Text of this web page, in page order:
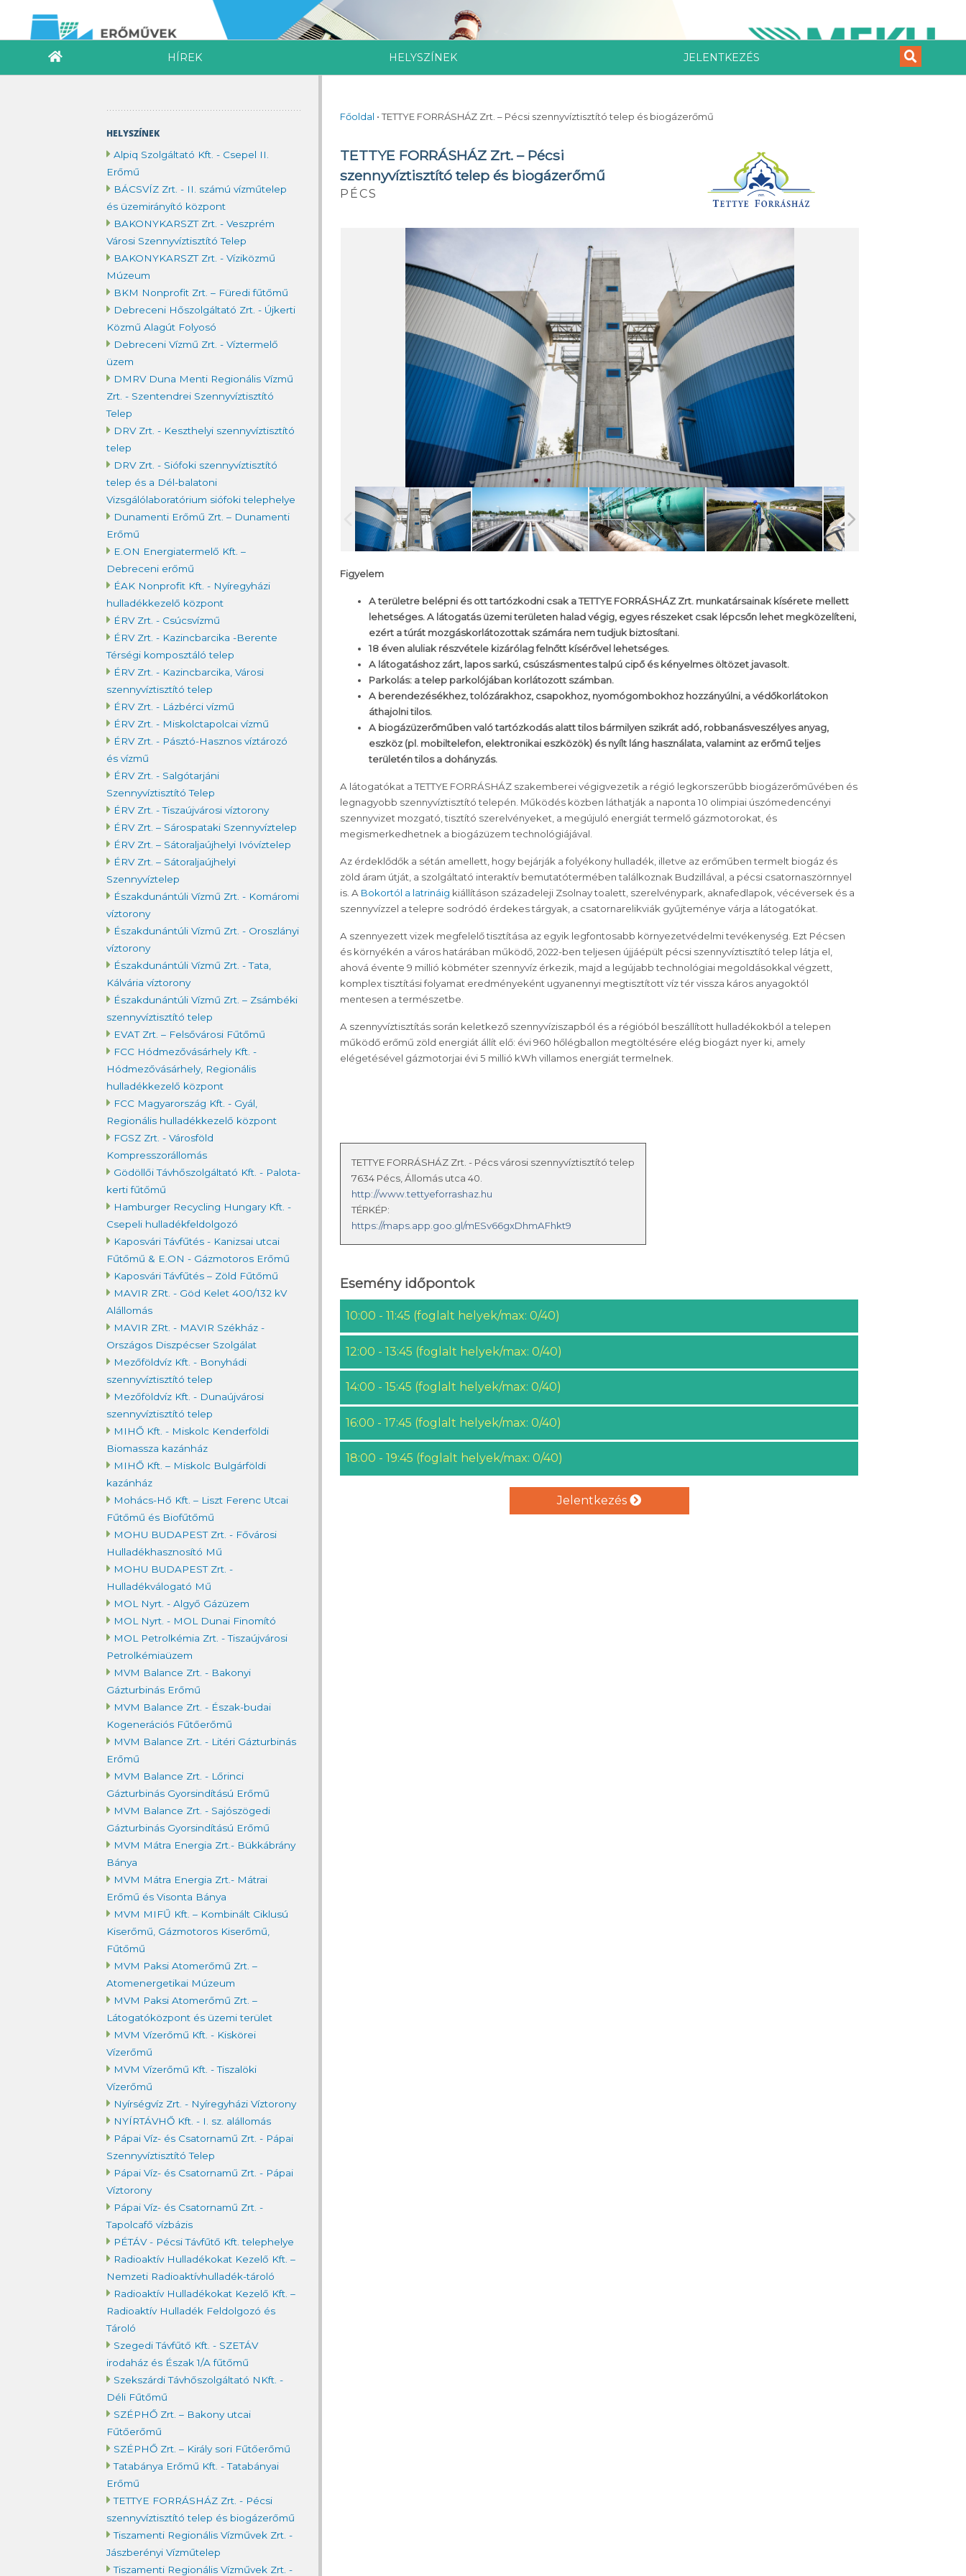
HÍREK HELYSZÍNEK JELENTKEZÉS
HELYSZÍNEK
Alpiq Szolgáltató Kft. - Csepel II.
Erőmű
BÁCSVÍZ Zrt. - II. számú vízműtelep
és üzemirányító központ
BAKONYKARSZT Zrt. - Veszprém
Városi Szennyvíztisztító Telep
BAKONYKARSZT Zrt. - Víziközmű
Múzeum
BKM Nonprofit Zrt. – Füredi fűtőmű
Debreceni Hőszolgáltató Zrt. - Újkerti
Közmű Alagút Folyosó
Debreceni Vízmű Zrt. - Víztermelő
üzem
DMRV Duna Menti Regionális Vízmű
Zrt. - Szentendrei Szennyvíztisztító
Telep
DRV Zrt. - Keszthelyi szennyvíztisztító
telep
DRV Zrt. - Siófoki szennyvíztisztító
telep és a Dél-balatoni
Vizsgálólaboratórium siófoki telephelye
Dunamenti Erőmű Zrt. – Dunamenti
Erőmű
E.ON Energiatermelő Kft. –
Debreceni erőmű
ÉAK Nonprofit Kft. - Nyíregyházi
hulladékkezelő központ
ÉRV Zrt. - Csúcsvízmű
ÉRV Zrt. - Kazincbarcika -Berente
Térségi komposztáló telep
ÉRV Zrt. - Kazincbarcika, Városi
szennyvíztisztító telep
ÉRV Zrt. - Lázbérci vízmű
ÉRV Zrt. - Miskolctapolcai vízmű
ÉRV Zrt. - Pásztó-Hasznos víztározó
és vízmű
ÉRV Zrt. - Salgótarjáni
Szennyvíztisztító Telep
ÉRV Zrt. - Tiszaújvárosi víztorony
ÉRV Zrt. – Sárospataki Szennyvíztelep
ÉRV Zrt. – Sátoraljaújhelyi Ivóvíztelep
ÉRV Zrt. – Sátoraljaújhelyi
Szennyvíztelep
Északdunántúli Vízmű Zrt. - Komáromi
víztorony
Északdunántúli Vízmű Zrt. - Oroszlányi
víztorony
Északdunántúli Vízmű Zrt. - Tata,
Kálvária víztorony
Északdunántúli Vízmű Zrt. – Zsámbéki
szennyvíztisztító telep
EVAT Zrt. – Felsővárosi Fűtőmű
FCC Hódmezővásárhely Kft. -
Hódmezővásárhely, Regionális
hulladékkezelő központ
FCC Magyarország Kft. - Gyál,
Regionális hulladékkezelő központ
FGSZ Zrt. - Városföld
Kompresszorállomás
Gödöllői Távhőszolgáltató Kft. - Palota-
kerti fűtőmű
Hamburger Recycling Hungary Kft. -
Csepeli hulladékfeldolgozó
Kaposvári Távfűtés - Kanizsai utcai
Fűtőmű & E.ON - Gázmotoros Erőmű
Kaposvári Távfűtés – Zöld Fűtőmű
MAVIR ZRt. - Göd Kelet 400/132 kV
Alállomás
MAVIR ZRt. - MAVIR Székház -
Országos Diszpécser Szolgálat
Mezőföldvíz Kft. - Bonyhádi
szennyvíztisztító telep
Mezőföldvíz Kft. - Dunaújvárosi
szennyvíztisztító telep
MIHŐ Kft. - Miskolc Kenderföldi
Biomassza kazánház
MIHŐ Kft. – Miskolc Bulgárföldi
kazánház
Mohács-Hő Kft. – Liszt Ferenc Utcai
Fűtőmű és Biofűtőmű
MOHU BUDAPEST Zrt. - Fővárosi
Hulladékhasznosító Mű
MOHU BUDAPEST Zrt. -
Hulladékválogató Mű
MOL Nyrt. - Algyő Gázüzem
MOL Nyrt. - MOL Dunai Finomító
MOL Petrolkémia Zrt. - Tiszaújvárosi
Petrolkémiaüzem
MVM Balance Zrt. - Bakonyi
Gázturbinás Erőmű
MVM Balance Zrt. - Észak-budai
Kogenerációs Fűtőerőmű
MVM Balance Zrt. - Litéri Gázturbinás
Erőmű
MVM Balance Zrt. - Lőrinci
Gázturbinás Gyorsindítású Erőmű
MVM Balance Zrt. - Sajószögedi
Gázturbinás Gyorsindítású Erőmű
MVM Mátra Energia Zrt.- Bükkábrány
Bánya
MVM Mátra Energia Zrt.- Mátrai
Erőmű és Visonta Bánya
MVM MIFŰ Kft. – Kombinált Ciklusú
Kiserőmű, Gázmotoros Kiserőmű,
Fűtőmű
MVM Paksi Atomerőmű Zrt. –
Atomenergetikai Múzeum
MVM Paksi Atomerőmű Zrt. –
Látogatóközpont és üzemi terület
MVM Vízerőmű Kft. - Kiskörei
Vízerőmű
MVM Vízerőmű Kft. - Tiszalöki
Vízerőmű
Nyírségvíz Zrt. - Nyíregyházi Víztorony
NYÍRTÁVHŐ Kft. - I. sz. alállomás
Pápai Víz- és Csatornamű Zrt. - Pápai
Szennyvíztisztító Telep
Pápai Víz- és Csatornamű Zrt. - Pápai
Víztorony
Pápai Víz- és Csatornamű Zrt. -
Tapolcafő vízbázis
PÉTÁV - Pécsi Távfűtő Kft. telephelye
Radioaktív Hulladékokat Kezelő Kft. –
Nemzeti Radioaktívhulladék-tároló
Radioaktív Hulladékokat Kezelő Kft. –
Radioaktív Hulladék Feldolgozó és
Tároló
Szegedi Távfűtő Kft. - SZETÁV
irodaház és Észak 1/A fűtőmű
Szekszárdi Távhőszolgáltató NKft. -
Déli Fűtőmű
SZÉPHŐ Zrt. – Bakony utcai
Fűtőerőmű
SZÉPHŐ Zrt. – Király sori Fűtőerőmű
Tatabánya Erőmű Kft. - Tatabányai
Erőmű
TETTYE FORRÁSHÁZ Zrt. - Pécsi
szennyvíztisztító telep és biogázerőmű
Tiszamenti Regionális Vízművek Zrt. -
Jászberényi Vízműtelep
Tiszamenti Regionális Vízművek Zrt. -
Főoldal •TETTYE FORRÁSHÁZ Zrt. – Pécsi szennyvíztisztító telep és biogázerőmű
TETTYE FORRÁSHÁZ Zrt. – Pécsi
szennyvíztisztító telep és biogázerőmű
PÉCS
Figyelem
A területre belépni és ott tartózkodni csak a TETTYE FORRÁSHÁZ Zrt. munkatársainak kísérete mellett
lehetséges. A látogatás üzemi területen halad végig, egyes részeket csak lépcsőn lehet megközelíteni,
ezért a túrát mozgáskorlátozottak számára nem tudjuk biztosítani.
18 éven aluliak részvétele kizárólag felnőtt kísérővel lehetséges.
A látogatáshoz zárt, lapos sarkú, csúszásmentes talpú cipő és kényelmes öltözet javasolt.
Parkolás: a telep parkolójában korlátozott számban.
A berendezésékhez, tolózárakhoz, csapokhoz, nyomógombokhoz hozzányúlni, a védőkorlátokon
áthajolni tilos.
A biogázüzerőműben való tartózkodás alatt tilos bármilyen szikrát adó, robbanásveszélyes anyag,
eszköz (pl. mobiltelefon, elektronikai eszközök) és nyílt láng használata, valamint az erőmű teljes
területén tilos a dohányzás.
A látogatókat a TETTYE FORRÁSHÁZ szakemberei végigvezetik a régió legkorszerűbb biogázerőművében és
legnagyobb szennyvíztisztító telepén. Működés közben láthatják a naponta 10 olimpiai úszómedencényi
szennyvizet mozgató, tisztító szerelvényeket, a megújuló energiát termelő gázmotorokat, és
megismerkedhetnek a biogázüzem technológiájával.
Az érdeklődők a sétán amellett, hogy bejárják a folyékony hulladék, illetve az erőműben termelt biogáz és
zöld áram útját, a szolgáltató interaktív bemutatótermében találkoznak Budzillával, a pécsi csatornaszörnnyel
is. A Bokortól a latrináig kiállításon századeleji Zsolnay toalett, szerelvénypark, aknafedlapok, vécéversek és a
szennyvízzel a telepre sodródó érdekes tárgyak, a csatornarelikviák gyűjteménye várja a látogatókat.
A szennyezett vizek megfelelő tisztítása az egyik legfontosabb környezetvédelmi tevékenység. Ezt Pécsen
és környékén a város határában működő, 2022-ben teljesen újjáépült pécsi szennyvíztisztító telep látja el,
ahová évente 9 millió köbméter szennyvíz érkezik, majd a legújabb technológiai megoldásokkal végzett,
komplex tisztítási folyamat eredményeként ugyanennyi megtisztított víz tér vissza káros anyagoktól
mentesen a természetbe.
A szennyvíztisztítás során keletkező szennyvíziszapból és a régióból beszállított hulladékokból a telepen
működő erőmű zöld energiát állít elő: évi 960 hőlégballon megtöltésére elég biogázt nyer ki, amely
elégetésével gázmotorjai évi 5 millió kWh villamos energiát termelnek.
TETTYE FORRÁSHÁZ Zrt. - Pécs városi szennyvíztisztító telep
7634 Pécs, Állomás utca 40.
http://www.tettyeforrashaz.hu
TÉRKÉP:
https://maps.app.goo.gl/mESv66gxDhmAFhkt9
Esemény időpontok
10:00 - 11:45 (foglalt helyek/max: 0/40)
12:00 - 13:45 (foglalt helyek/max: 0/40)
14:00 - 15:45 (foglalt helyek/max: 0/40)
16:00 - 17:45 (foglalt helyek/max: 0/40)
18:00 - 19:45 (foglalt helyek/max: 0/40)
Jelentkezés